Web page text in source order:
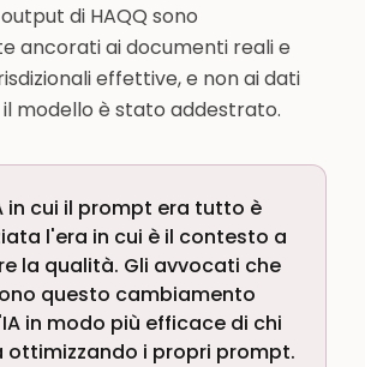
di HAQQ sono
ancorati ai documenti reali e
effettive, e non ai dati
il modello è stato addestrato.
in cui il prompt era tutto è
l'era in cui è il contesto a
la qualità. Gli avvocati che
questo cambiamento
in modo più efficace di chi
ottimizzando i propri prompt.